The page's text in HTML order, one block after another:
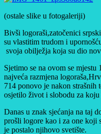
(ostale slike u fotogaleriji)
Bivši logoraši,zatočenici
su vlastitim trudom i
svoja obilježja koja su dio
Sjetimo se na ovom se
najveća razmjena
714 ponovo je nakon strašnih
osjetilo život i slobodu za
Danas u znak sjećanja na taj
prošli logore kao i za one koji
je postalo njihovo svetište.